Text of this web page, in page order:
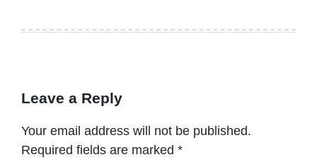
Leave a Reply
Your email address will not be published.
Required fields are marked *